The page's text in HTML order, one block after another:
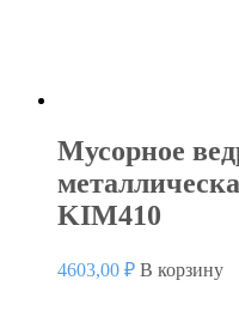
Мусорное
KIM410
4603,00 ₽ В корзину